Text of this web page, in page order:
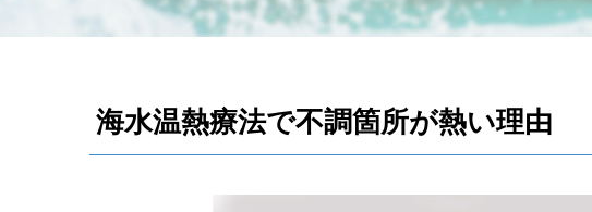
海水温熱療法で不調箇所が熱い理由